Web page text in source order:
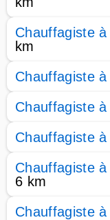
Chauffagiste
km
Chauffagiste à
Chauffagiste à
Chauffagiste
Chauffagiste
6 km
Chauffagiste à